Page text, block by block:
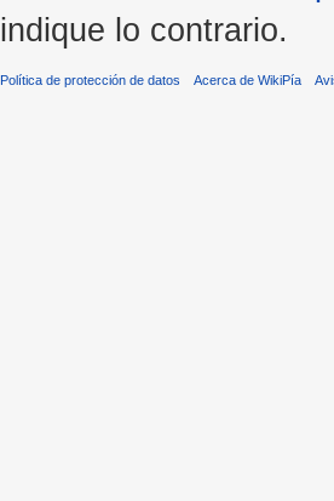
indique lo contrario.
Política de protección de datos Acerca de WikiPía